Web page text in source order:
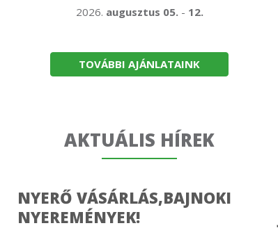
2026. augusztus 05.- 12.
TOVÁBBI AJÁNLATAINK
AKTUÁLIS HÍREK
NYERŐ VÁSÁRLÁS,BAJNOKI
NYEREMÉNYEK!